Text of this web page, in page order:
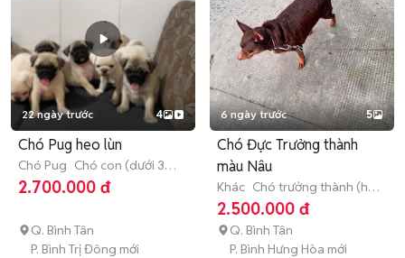
22 ngày trước 4
Chó Pug heo lùn
Chó Pug Chó con (dưới 3
tháng tuổi)
2.700.000 đ
Q. Bình Tân
P. Bình Trị Đông mới
6 ngày trước 5
Chó Đực Trưởng thành
màu Nâu
Khác Chó trưởng thành (hơn
1 tuổi)
2.500.000 đ
Q. Bình Tân
P. Bình Hưng Hòa mới